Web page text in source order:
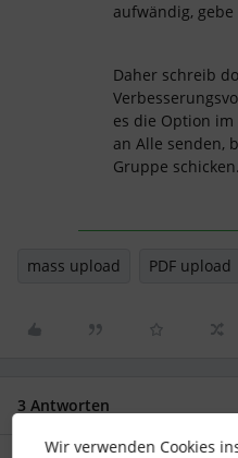
aufwändig, gebe
Daher schreib
es die Option
an Alle senden,
Gruppe schicken.
mass upload PDF upload
3 Antworten
Wir verwenden Cookies